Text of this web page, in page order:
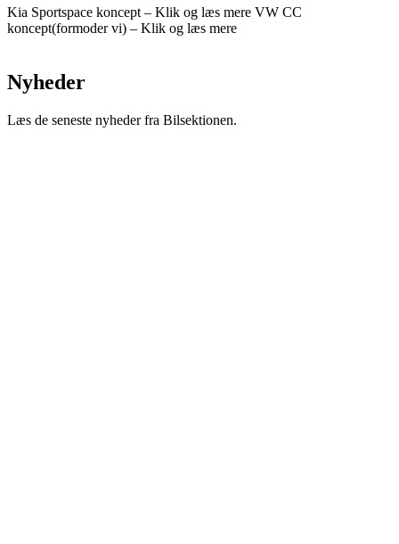
Kia Sportspace koncept – Klik og læs mere VW CC
koncept(formoder vi) – Klik og læs mere
Nyheder
Læs de seneste nyheder fra Bilsektionen.